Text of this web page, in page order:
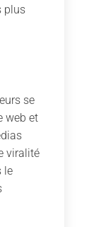
plus
se
web et
viralité
le